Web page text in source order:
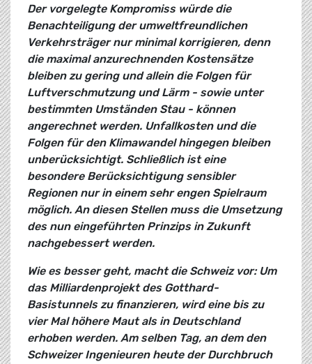
Der vorgelegte Kompromiss würde die
Benachteiligung der umweltfreundlichen
Verkehrsträger nur minimal korrigieren, denn
die maximal anzurechnenden Kostensätze
bleiben zu gering und allein die Folgen für
Luftverschmutzung und Lärm - sowie unter
bestimmten Umständen Stau - können
angerechnet werden. Unfallkosten und die
Folgen für den Klimawandel hingegen bleiben
unberücksichtigt. Schließlich ist eine
besondere Berücksichtigung sensibler
Regionen nur in einem sehr engen Spielraum
möglich. An diesen Stellen muss die Umsetzung
des nun eingeführten Prinzips in Zukunft
nachgebessert werden.
Wie es besser geht, macht die Schweiz vor: Um
das Milliardenprojekt des Gotthard-
Basistunnels zu finanzieren, wird eine bis zu
vier Mal höhere Maut als in Deutschland
erhoben werden. Am selben Tag, an dem den
Schweizer Ingenieuren heute der Durchbruch